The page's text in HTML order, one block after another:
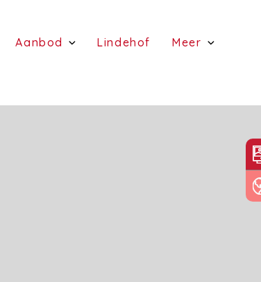
(Schattingen)
Aanbod (Aanbod)
(te huur)
Lindehof (Lindehof)
Meer